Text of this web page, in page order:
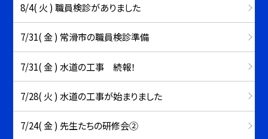
8/4( 火 ) 職員検診がありました
7/31( 金 ) 常滑市の職員検診準備
7/31( 金 ) 水道の工事 続報！
7/28( 火 ) 水道の工事が始まりました
7/24( 金 ) 先生たちの研修会②